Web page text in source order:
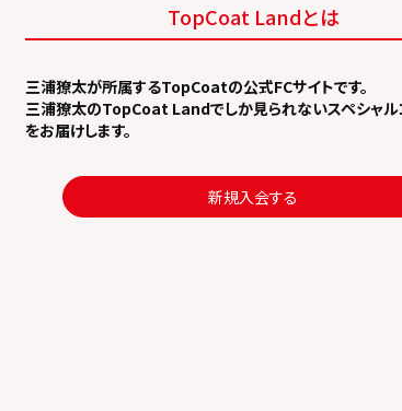
TopCoat Landとは
三浦獠太が所属するTopCoatの公式FCサイトです。
三浦獠太のTopCoat Landでしか見られないスペシャル
をお届けします。
新規入会する